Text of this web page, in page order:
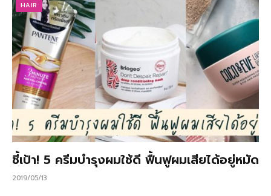
HAIR
ชี้เป้า! 5 ครีมบำรุงผมใช้ดี ฟื้นฟูผมเสียได้อยู่หมัด
2019/05/13